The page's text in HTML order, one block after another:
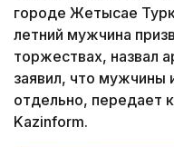
городе Жетысае
летний мужчина
торжествах, назвал
заявил, что
отдельно, передает
Kazinform.